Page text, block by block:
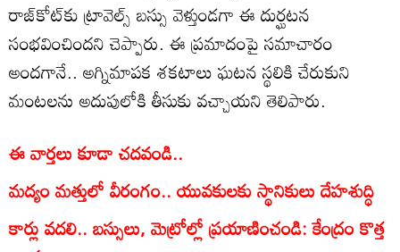
రాజ్‌కోట్‌కు ట్రావెల్స్ బస్సు వెళ్తుండగా ఈ దుర్ఘటన
సంభవించిందని చెప్పారు. ఈ ప్రమాదంపై సమాచారం
అందగానే.. అగ్నిమాపక శకటాలు ఘటన స్థలికి చేరుకుని
మంటలను అదుపులోకి తీసుకు వచ్చాయని తెలిపారు.
ఈ వార్తలు కూడా చదవండి..
మద్యం మత్తులో వీరంగం.. యువకులకు స్థానికులు దేహశుద్ధి
కార్లు వదలి.. బస్సులు, మెట్రోల్లో ప్రయాణించండి: కేంద్రం కొత్త